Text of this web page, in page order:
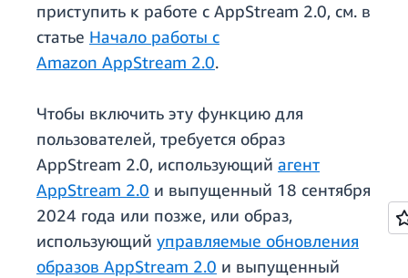
приступить к работе с AppStream 2.0, см. в
статье Начало работы с
Amazon AppStream 2.0.
Чтобы включить эту функцию для
пользователей, требуется образ
AppStream 2.0, использующий агент
AppStream 2.0 и выпущенный 18 сентября
2024 года или позже, или образ,
использующий управляемые обновления
образов AppStream 2.0 и выпущенный